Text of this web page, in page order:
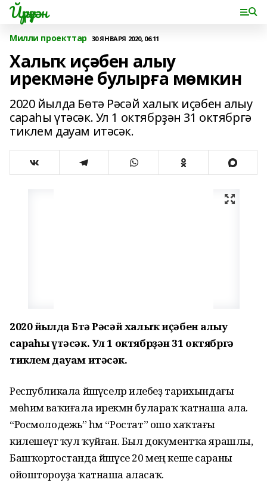
Йүрүҙән
Милли проекттар 30 ЯНВАРЯ 2020, 06:11
Халыҡ иҫәбен алыу
ирекмәне булырға мөмкин
2020 йылда Бөтә Рәсәй халыҡ иҫәбен алыу
сараһы үтәсәк. Ул 1 октябрҙән 31 октябргә
тиклем дауам итәсәк.
2020 йылда Бөтә Рәсәй халыҡ иҫәбен алыу
сараһы үтәсәк. Ул 1 октябрҙән 31 октябргә
тиклем дауам итәсәк.
Республикала йәшәүселәр илебеҙ тарихындағы
мөһим ваҡиғала ирекмән булараҡ ҡатнаша ала.
“Росмолодежь” һәм “Ростат” ошо хаҡтағы
килешеүгә ҡул ҡуйған. Был документҡа ярашлы,
Башҡортостанда йәшәүсе 20 мең кеше сараны
ойоштороуҙа ҡатнаша аласаҡ.